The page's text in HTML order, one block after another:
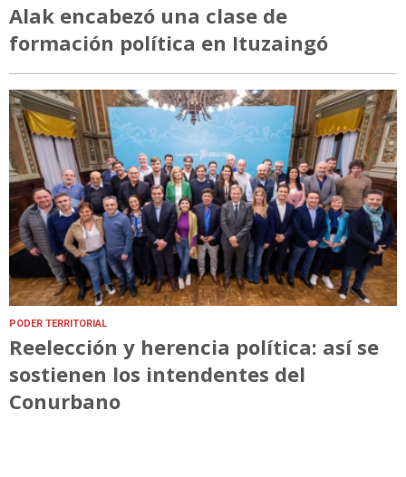
Alak encabezó una clase de
formación política en Ituzaingó
PODER TERRITORIAL
Reelección y herencia política: así se
sostienen los intendentes del
Conurbano